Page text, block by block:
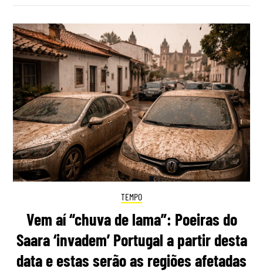
TEMPO
Vem aí “chuva de lama”: Poeiras do
Saara ‘invadem’ Portugal a partir desta
data e estas serão as regiões afetadas